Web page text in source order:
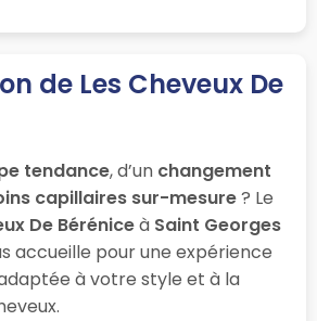
de Les Cheveux De
tendance, d’un changement
capillaires sur-mesure? Le
De Béréniceà Saint Georges
accueille pour une expérience
à votre style et à la